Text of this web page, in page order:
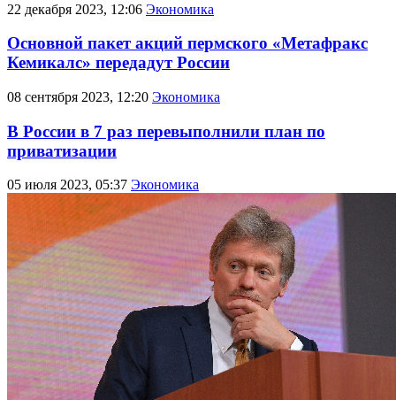
22 декабря 2023, 12:06 Экономика
Основной пакет акций пермского «Метафракс
Кемикалс» передадут России
08 сентября 2023, 12:20 Экономика
В России в 7 раз перевыполнили план по
приватизации
05 июля 2023, 05:37 Экономика